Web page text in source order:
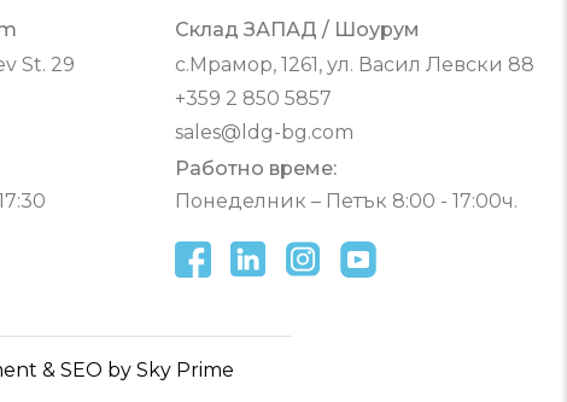
St. 29
Склад ЗАПАД / Шоурум
с.Мрамор, 1261, ул. Васил Левски 88
+359 2 850 5857
sales@ldg-bg.com
Работно време:
Понеделник – Петък 8:00 - 17:00ч.
& SEO by Sky Prime